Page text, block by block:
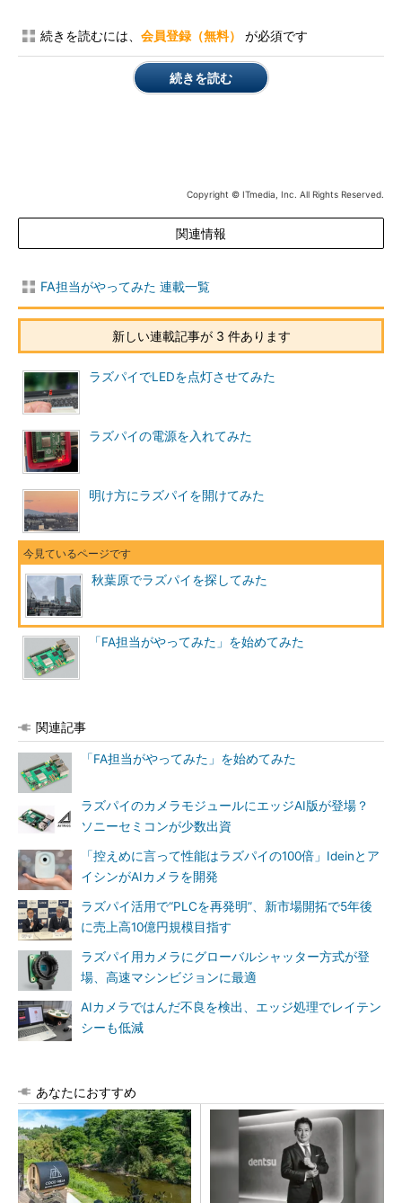
続きを読むには、 会員登録（無料） が必須です
続きを読む
Copyright © ITmedia, Inc. All Rights Reserved.
関連情報
FA担当がやってみた 連載一覧
新しい連載記事が 3 件あります
ラズパイでLEDを点灯させてみた
ラズパイの電源を入れてみた
明け方にラズパイを開けてみた
秋葉原でラズパイを探してみた
「FA担当がやってみた」を始めてみた
関連記事
「FA担当がやってみた」を始めてみた
ラズパイのカメラモジュールにエッジAI版が登場？
ソニーセミコンが少数出資
「控えめに言って性能はラズパイの100倍」Ideinとア
イシンがAIカメラを開発
ラズパイ活用で“PLCを再発明”、新市場開拓で5年後
に売上高10億円規模目指す
ラズパイ用カメラにグローバルシャッター方式が登
場、高速マシンビジョンに最適
AIカメラではんだ不良を検出、エッジ処理でレイテン
シーも低減
あなたにおすすめ